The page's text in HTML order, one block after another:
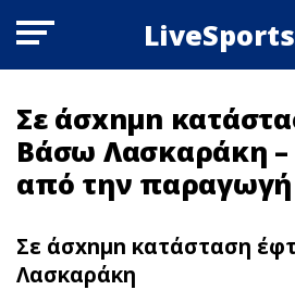
Σε άσxnμn
Βάσω Λασκαράκη –
από την
Σε άσxnμn κατάσταση
Λασκαράκη